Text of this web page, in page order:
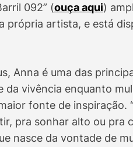
092” (ouça aqui)
própria artista, e está
Anna é uma das
vivência enquanto
fonte de inspiração.
pra sonhar alto ou pra
nasce da vontade de